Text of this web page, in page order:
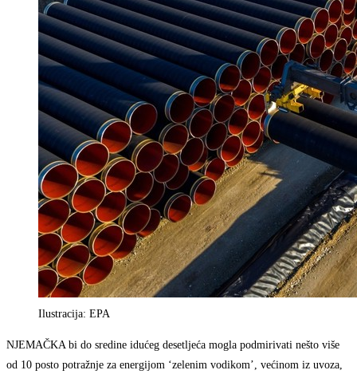
Ilustracija: EPA
NJEMAČKA bi do sredine idućeg desetljeća mogla podmirivati nešto više
od 10 posto potražnje za energijom ‘zelenim vodikom’, većinom iz uvoza,